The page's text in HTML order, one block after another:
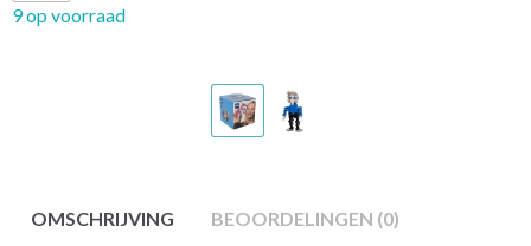
9 op voorraad
OMSCHRIJVING BEOORDELINGEN (0)